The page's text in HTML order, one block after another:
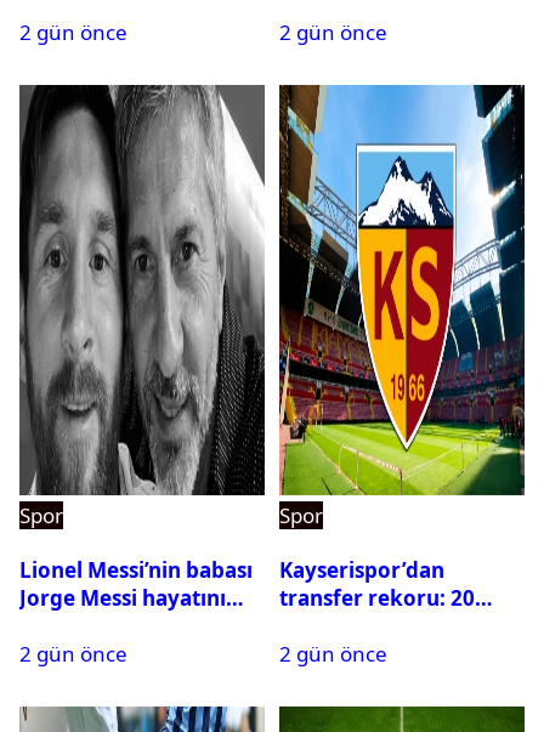
2 gün önce
2 gün önce
Spor
Lionel Messi’nin babası
Jorge Messi hayatını
2 gün önce
Spor
Kayserispor’dan
transfer rekoru: 20
2 gün önce